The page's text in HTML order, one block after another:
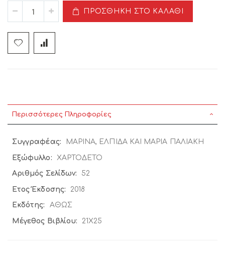
ΠΡΟΣΘΉΚΗ ΣΤΟ ΚΑΛΆΘΙ
Περισσότερες Πληροφορίες
Περισσότερες
Πληροφορίες
ΜΑΡΙΝΑ, ΕΛΠΙΔΑ ΚΑΙ ΜΑΡΙΑ ΠΑΛΙΑΚΗ
ΧΑΡΤΟΔΕΤΟ
52
2018
ΑΘΩΣ
21X25